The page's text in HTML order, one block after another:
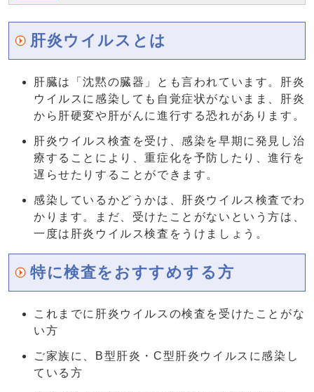
肝炎ウイルスとは
肝臓は「沈黙の臓器」とも言われています。肝炎
ウイルスに感染しても自覚症状がないまま、肝炎
から肝硬変や肝がんに進行する恐れがあります。
肝炎ウイルス検査を受け、感染を早期に発見し治
療することにより、重症化を予防したり、進行を
遅らせたりすることができます。
感染しているかどうかは、肝炎ウイルス検査でわ
かります。まだ、受けたことがないという方は、
一度は肝炎ウイルス検査をうけましょう。
特に検査をおすすめする方
これまでに肝炎ウイルスの検査を受けたことがな
い方
ご家族に、B型肝炎・C型肝炎ウイルスに感染し
ている方